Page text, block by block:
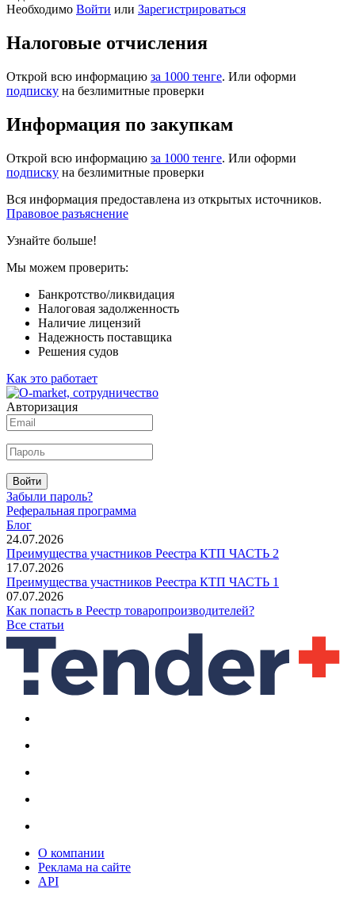
Необходимо Войти или Зарегистрироваться
Налоговые отчисления
Открой всю информацию за 1000 тенге. Или оформи
подписку на безлимитные проверки
Информация по закупкам
Открой всю информацию за 1000 тенге. Или оформи
подписку на безлимитные проверки
Вся информация предоставлена из открытых источников.
Правовое разъяснение
Узнайте больше!
Мы можем проверить:
Банкротство/ликвидация
Налоговая задолженность
Наличие лицензий
Надежность поставщика
Решения судов
Как это работает
Авторизация
Войти
Забыли пароль?
Реферальная программа
Блог
24.07.2026
Преимущества участников Реестра КТП ЧАСТЬ 2
17.07.2026
Преимущества участников Реестра КТП ЧАСТЬ 1
07.07.2026
Как попасть в Реестр товаропроизводителей?
Все статьи
О компании
Реклама на сайте
API